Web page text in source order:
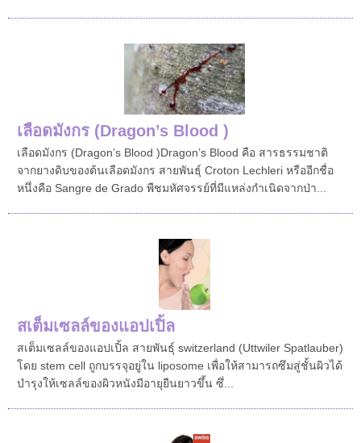
เลือดมังกร (Dragon’s Blood )
เลือดมังกร (Dragon’s Blood )Dragon’s Blood คือ สารธรรมชาติ
จากยางดิบของต้นเลือดมังกร สายพันธุ์ Croton Lechleri หรืออีกชื่อ
หนึ่งคือ Sangre de Grado พืชมหัศจรรย์ที่มีแหล่งกำเนิดจากป่า...
สเต็มเซลล์ ของแอปเปิ้ล
สเต็มเซลล์ ของแอปเปิ้ล สายพันธุ์ switzerland (Uttwiler Spatlauber )
โดย stem cell ถูกบรรจุอยู่ใน liposome เพื่อให้สามารถซึมสู่ชั้นผิวได้
บำรุงให้เซลล์ของผิวหนังมีอายุยืนยาวขึ้น ซึ่...